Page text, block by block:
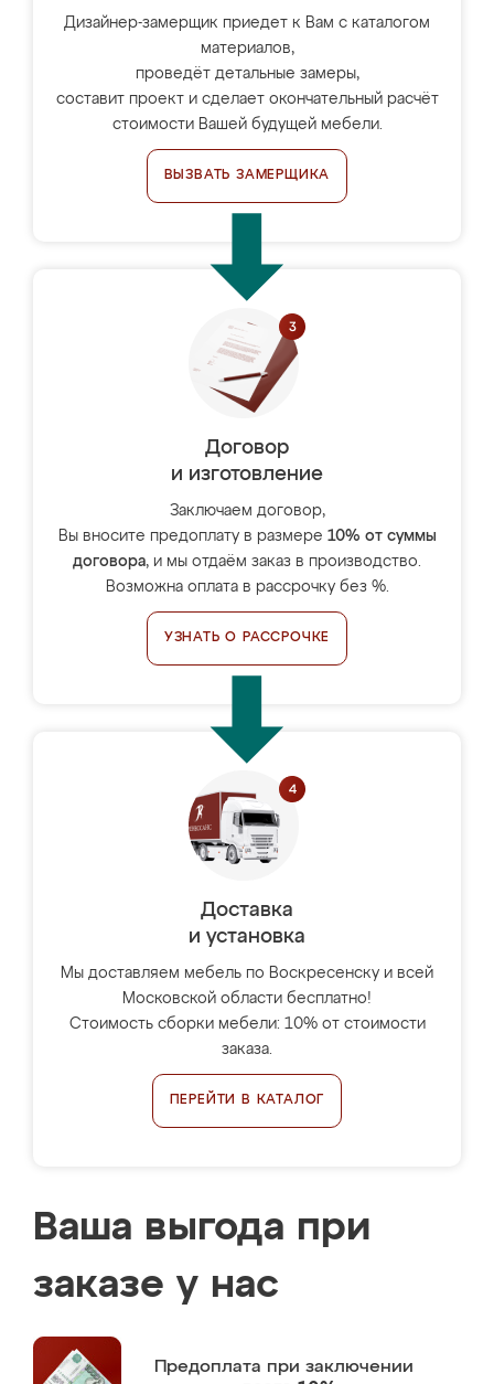
Дизайнер-замерщик приедет к Вам с каталогом
материалов,
проведёт детальные замеры,
составит проект и сделает окончательный расчёт
стоимости Вашей будущей мебели.
ВЫЗВАТЬ ЗАМЕРЩИКА
Договор
и изготовление
Заключаем договор,
Вы вносите предоплату в размере 10% от суммы
договора, и мы отдаём заказ в производство.
Возможна оплата в рассрочку без %.
УЗНАТЬ О РАССРОЧКЕ
Доставка
и установка
Мы доставляем мебель по Воскресенску и всей
Московской области бесплатно!
Стоимость сборки мебели: 10% от стоимости
заказа.
ПЕРЕЙТИ В КАТАЛОГ
Ваша выгода при
заказе у нас
Предоплата при заключении